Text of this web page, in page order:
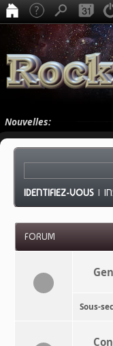
Nouvelles:
IDENTIFIEZ-VOUS |
FORUM
Sous-